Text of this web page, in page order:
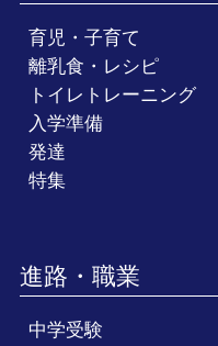
育児・子育て
離乳食・レシピ
トイレトレーニング
入学準備
発達
特集
進路・職業
中学受験